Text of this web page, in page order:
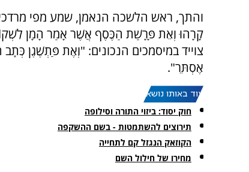
והתך, ראש הלשכה הנאמן, שמע מפי
קָרָהוּ וְאֵת פָּרָשַׁת הַכֶּסֶף אֲשֶׁר אָמַר הָמָן
צוייד במיסמכים הנכונים: "וְאֶת פַּתְשֶׁגֶן
אֶסְתֵּר".
עוד באותו נושא:
חוק יסוד: ביזוי התורה וסילופה
תירוצים להשתמטות - בשם ההשקפה
הקוזאק הנגזל קם לתחייה
מחירו של חילול השם